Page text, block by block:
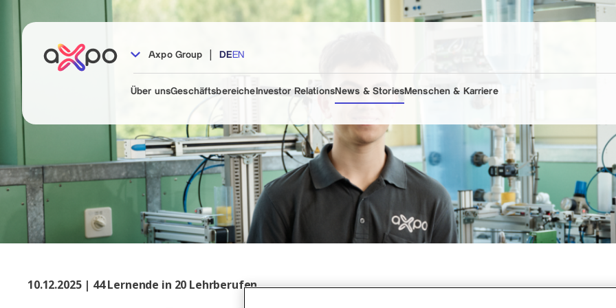
Axpo Group | DE EN
Über unsGeschäftsbereiche Investor RelationsNews & StoriesMenschen & Karriere
10.12.2025 | 44 Lernende in 20 Lehrberufen